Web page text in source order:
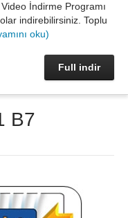
İndirme Programı
indirebilirsiniz. Toplu
oku)
Full indir
B7